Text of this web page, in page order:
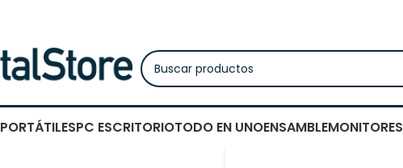
PORTÁTILESPC ESCRITORIOTODO EN UNOENSAMBLEMONITORES